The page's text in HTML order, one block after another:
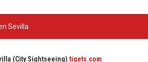
Sevilla
(City Sightseeing) tiqets.com